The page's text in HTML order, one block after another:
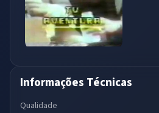
Informações Técnicas
Qualidade